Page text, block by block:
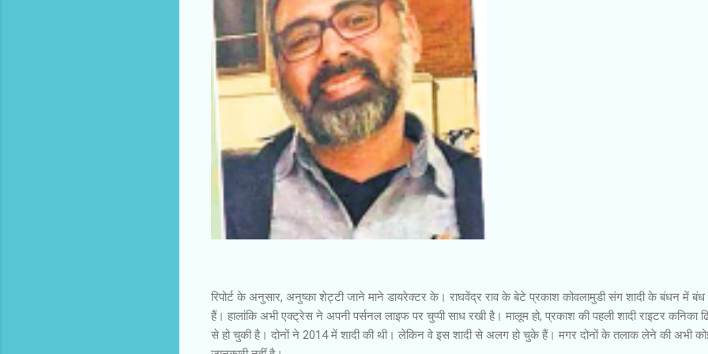
रिपोर्ट के अनुसार, अनुष्का शेट्टी जाने माने डायरेक्टर के। राघवेंद्र राव के बेटे प्रकाश कोवलामुडी संग शादी के बंधन में
हैं। हालांकि अभी एक्ट्रेस ने अपनी पर्सनल लाइफ पर चुप्पी साध रखी है। मालूम हो, प्रकाश की पहली शादी राइटर कनिका
से हो चुकी है। दोनों ने 2014 में शादी की थी। लेकिन वे इस शादी से अलग हो चुके हैं। मगर दोनों के तलाक लेने की अभी